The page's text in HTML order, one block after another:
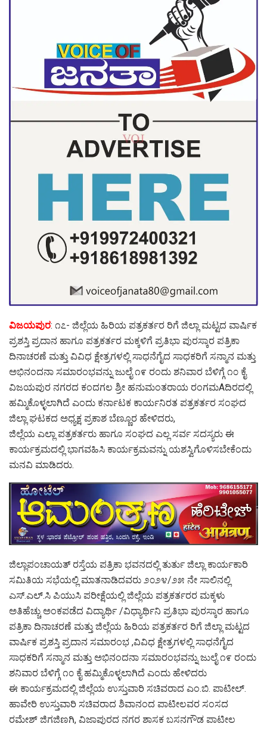
ವಿಜಯಪುರ: ೧೭- ಜಿಲ್ಲೆಯ ಹಿರಿಯ ಪತ್ರಕರ್ತರ ರಿಗೆ ಜಿಲ್ಲಾ ಮಟ್ಟದ ವಾರ್ಷಿಕ
ಪ್ರಶಸ್ತಿ ಪ್ರದಾನ ಹಾಗೂ ಪತ್ರಕರ್ತರ ಮಕ್ಕಳಿಗೆ ಪ್ರತಿಭಾ ಪುರಸ್ಕಾರ ಪತ್ರಿಕಾ
ದಿನಾಚರಣೆ ಮತ್ತು ವಿವಿಧ ಕ್ಷೇತ್ರಗಳಲ್ಲಿ ಸಾಧನೆಗೈದ ಸಾಧಕರಿಗೆ ಸನ್ಮಾನ ಮತ್ತು
ಅಭಿನಂದನಾ ಸಮಾರಂಭವನ್ನು ಜುಲೈ ೧೯ ರಂದು ಶನಿವಾರ ಬೆಳಿಗ್ಗೆ ೧೦ ಕೈ
ವಿಜಯಪುರ ನಗರದ ಕಂದಗಲ ಶ್ರೀ ಹನುಮಂತರಾಯ ರಂಗಮAದಿರದಲ್ಲಿ
ಹಮ್ಮಿಕೊಳ್ಳಲಾಗಿದೆ ಎಂದು ಕರ್ನಾಟಕ ಕಾರ್ಯನಿರತ ಪತ್ರಕರ್ತರ ಸಂಘದ
ಜಿಲ್ಲಾ ಘಟಕದ ಅಧ್ಯಕ್ಷ ಪ್ರಕಾಶ ಬೆಣ್ಣೂರ ಹೇಳಿದರು,
ಜಿಲ್ಲೆಯ ಎಲ್ಲಾ ಪತ್ರಕರ್ತರು ಹಾಗೂ ಸಂಘದ ಎಲ್ಲ ಸರ್ವ ಸದಸ್ಯರು ಈ
ಕಾರ್ಯಕ್ರಮದಲ್ಲಿ ಭಾಗವಹಿಸಿ ಕಾರ್ಯಕ್ರಮವನ್ನು ಯಶಸ್ವಿಗೊಳಿಸಬೇಕೆಂದು
ಮನವಿ ಮಾಡಿದರು.
ಜಿಲ್ಲಾಪಂಚಾಯತ್ ರಸ್ತೆಯ ಪತ್ರಿಕಾ ಭವನದಲ್ಲಿ ತುರ್ತು ಜಿಲ್ಲಾ ಕಾರ್ಯಕಾರಿ
ಸಮಿತಿಯ ಸಭೆಯಲ್ಲಿ ಮಾತನಾಡಿದವರು ೨೦೨೪/೨೫ ನೇ ಸಾಲಿನಲ್ಲಿ
ಎಸ್‍.ಎಲ್‍.ಸಿ ಪಿಯುಸಿ ಪರೀಕ್ಷೆಯಲ್ಲಿ ಜಿಲ್ಲೆಯ ಪತ್ರಕರ್ತರರ ಮಕ್ಕಳು
ಅತಿಹೆಚ್ಚು ಅಂಕಪಡೆದ ವಿದ್ಯಾರ್ಥಿ /ವಿಧ್ಯಾರ್ಥಿನಿ ಪ್ರತಿಭಾ ಪುರಸ್ಕಾರ ಹಾಗೂ
ಪತ್ರಿಕಾ ದಿನಾಚರಣೆ ಮತ್ತು ಜಿಲ್ಲೆಯ ಹಿರಿಯ ಪತ್ರಕರ್ತರ ರಿಗೆ ಜಿಲ್ಲಾ ಮಟ್ಟದ
ವಾರ್ಷಿಕ ಪ್ರಶಸ್ತಿ ಪ್ರದಾನ ಸಮಾರಂಭ ,ವಿವಿಧ ಕ್ಷೇತ್ರಗಳಲ್ಲಿ ಸಾಧನೆಗೈದ
ಸಾಧಕರಿಗೆ ಸನ್ಮಾನ ಮತ್ತು ಅಭಿನಂದನಾ ಸಮಾರಂಭವನ್ನು ಜುಲೈ ೧೯ ರಂದು
ಶನಿವಾರ ಬೆಳಿಗ್ಗೆ ೧೦ ಕೈ ಹಮ್ಮಿಕೊಳ್ಳಲಾಗಿದೆ ಎಂದು ಹೇಳಿದರು
ಈ ಕಾರ್ಯಕ್ರಮದಲ್ಲಿ ಜಿಲ್ಲೆಯ ಉಸ್ತುವಾರಿ ಸಚಿವರಾದ ಎಂ.ಬಿ. ಪಾಟೀಲ್.
ಹಾವೇರಿ ಉಸ್ತುವಾರಿ ಸಚಿವರಾದ ಶಿವಾನಂದ ಪಾಟೀಲವರ ಸಂಸದ
ರಮೇಶ್ ಜಿಗಜಿಣಗಿ, ವಿಜಾಪುರದ ನಗರ ಶಾಸಕ ಬಸನಗೌಡ ಪಾಟೀಲ